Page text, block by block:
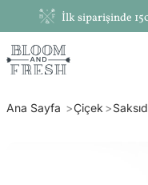
İlk siparişinde
Ana Sayfa Çiçek